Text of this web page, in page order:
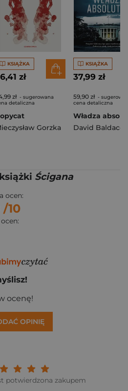
KSIĄŻKA
zł
zł - sugerowana
detaliczna
Gorzka
KSIĄŻKA
37,99 zł
59,90 zł -
cena detaliczna
Władza
David Baldacci
Ścigana
ocen:
/10
ocenę!
OPINIĘ
Twoja ocena:
Twoja ocena: Wybitna 9/
Twoja ocena: Rewelacyjna 8/
Twoja ocena: Bardzo dobra 7/10"
ocena: Dobra 6/10"
Przeciętna 5/10"
Może być 4/10"
3/10"
słaba 2/10"
1/10"
potwierdzona zakupem